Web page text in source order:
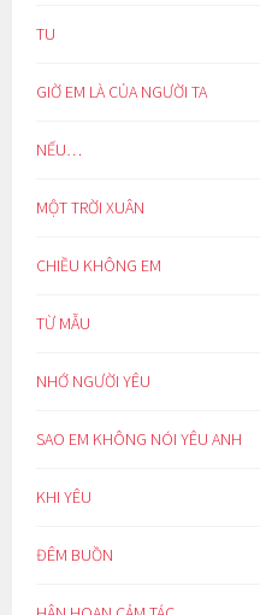
TU
GIỜ EM LÀ CỦA NGƯỜI TA
NẾU…
MỘT TRỜI XUÂN
CHIỀU KHÔNG EM
TỪ MẪU
NHỚ NGƯỜI YÊU
SAO EM KHÔNG NÓI YÊU ANH
KHI YÊU
ĐÊM BUỒN